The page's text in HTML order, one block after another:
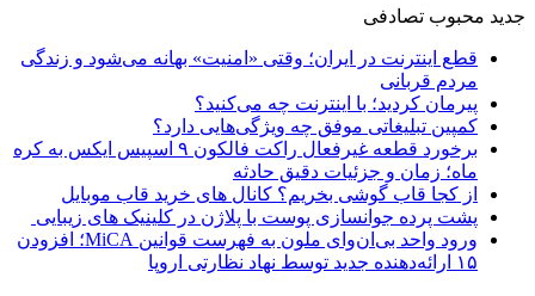
جدید محبوب تصادفی
قطع اینترنت در ایران؛ وقتی «امنیت» بهانه می‌شود و زندگی
مردم قربانی
پیرمان کردید؛ با اینترنت چه می‌کنید؟
کمپین تبلیغاتی موفق چه ویژگی‌هایی دارد؟
برخورد قطعه غیرفعال راکت فالکون ۹ اسپیس ایکس به کره
ماه؛ زمان و جزئیات دقیق حادثه
از کجا قاب گوشی بخریم؟ کانال های خرید قاب موبایل
پشت پرده جوانسازی پوست با پلاژن در کلینیک های زیبایی
ورود واحد بی‌ان‌وای ملون به فهرست قوانین MiCA؛ افزودن
۱۵ ارائه‌دهنده جدید توسط نهاد نظارتی اروپا